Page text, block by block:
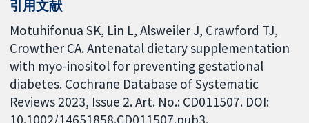
引用文献
Motuhifonua SK, Lin L, Alsweiler J, Crawford TJ,
Crowther CA. Antenatal dietary supplementation
with myo-inositol for preventing gestational
diabetes. Cochrane Database of Systematic
Reviews 2023, Issue 2. Art. No.: CD011507. DOI:
10.1002/14651858.CD011507.pub3.